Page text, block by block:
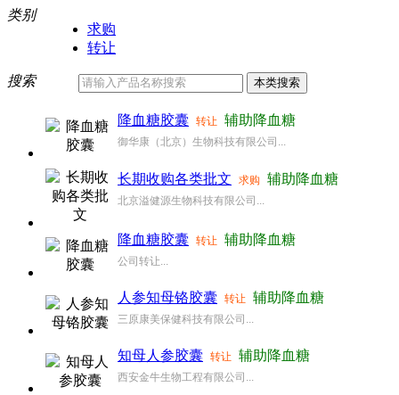
类别
求购
转让
搜索
降血糖胶囊 转让 辅助降血糖
御华康（北京）生物科技有限公司...
长期收购各类批文 求购 辅助降血糖
北京溢健源生物科技有限公司...
降血糖胶囊 转让 辅助降血糖
公司转让...
人参知母铬胶囊 转让 辅助降血糖
三原康美保健科技有限公司...
知母人参胶囊 转让 辅助降血糖
西安金牛生物工程有限公司...